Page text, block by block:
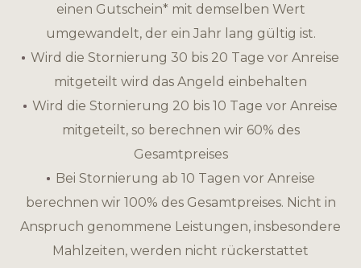
einen Gutschein* mit demselben Wert
umgewandelt, der ein Jahr lang gültig ist.
Wird die Stornierung 30 bis 20 Tage vor Anreise
mitgeteilt wird das Angeld einbehalten
Wird die Stornierung 20 bis 10 Tage vor Anreise
mitgeteilt, so berechnen wir 60% des
Gesamtpreises
Bei Stornierung ab 10 Tagen vor Anreise
berechnen wir 100% des Gesamtpreises. Nicht in
Anspruch genommene Leistungen, insbesondere
Mahlzeiten, werden nicht rückerstattet